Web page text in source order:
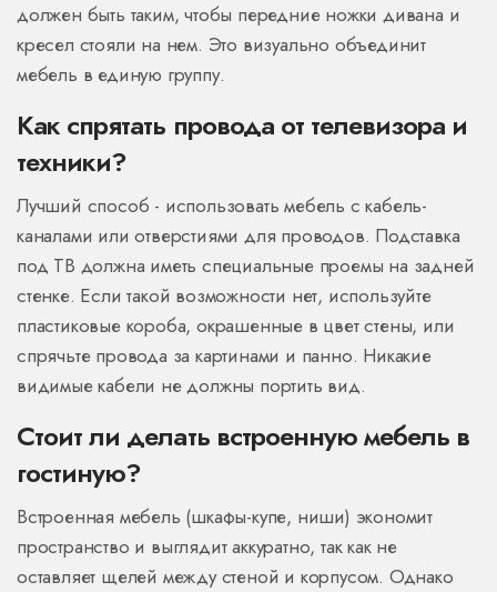
должен быть таким, чтобы передние ножки дивана и
кресел стояли на нем. Это визуально объединит
мебель в единую группу.
Как спрятать провода от телевизора и
техники?
Лучший способ - использовать мебель с кабель-
каналами или отверстиями для проводов. Подставка
под ТВ должна иметь специальные проемы на задней
стенке. Если такой возможности нет, используйте
пластиковые короба, окрашенные в цвет стены, или
спрячьте провода за картинами и панно. Никакие
видимые кабели не должны портить вид.
Стоит ли делать встроенную мебель в
гостиную?
Встроенная мебель (шкафы-купе, ниши) экономит
пространство и выглядит аккуратно, так как не
оставляет щелей между стеной и корпусом. Однако